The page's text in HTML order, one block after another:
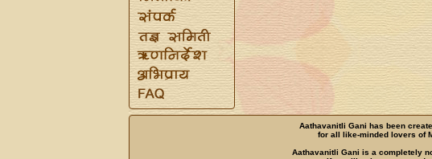
Aathavanitli Gani has been
for all like-minded lovers of
Aathavanitli Gani is a completely